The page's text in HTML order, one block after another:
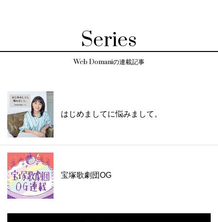
Series
Web Domaniの連載記事
はじめましてに悩みまして。
宝塚歌劇団OG